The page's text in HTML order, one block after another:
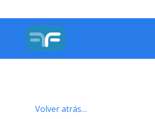
Volver atrás…